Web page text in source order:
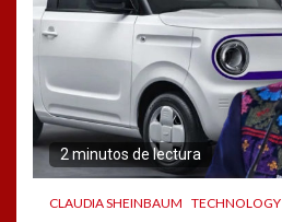
2 minutos de lectura
CLAUDIA SHEINBAUM TECHNOLOGY